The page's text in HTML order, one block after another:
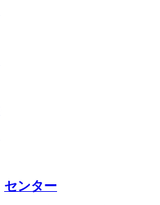
センター